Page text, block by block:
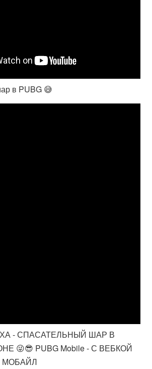
в PUBG 😅
- СПАСАТЕЛЬНЫЙ ШАР В
😜😎 PUBG Mobile - С ВЕБКОЙ
МОБАЙЛ